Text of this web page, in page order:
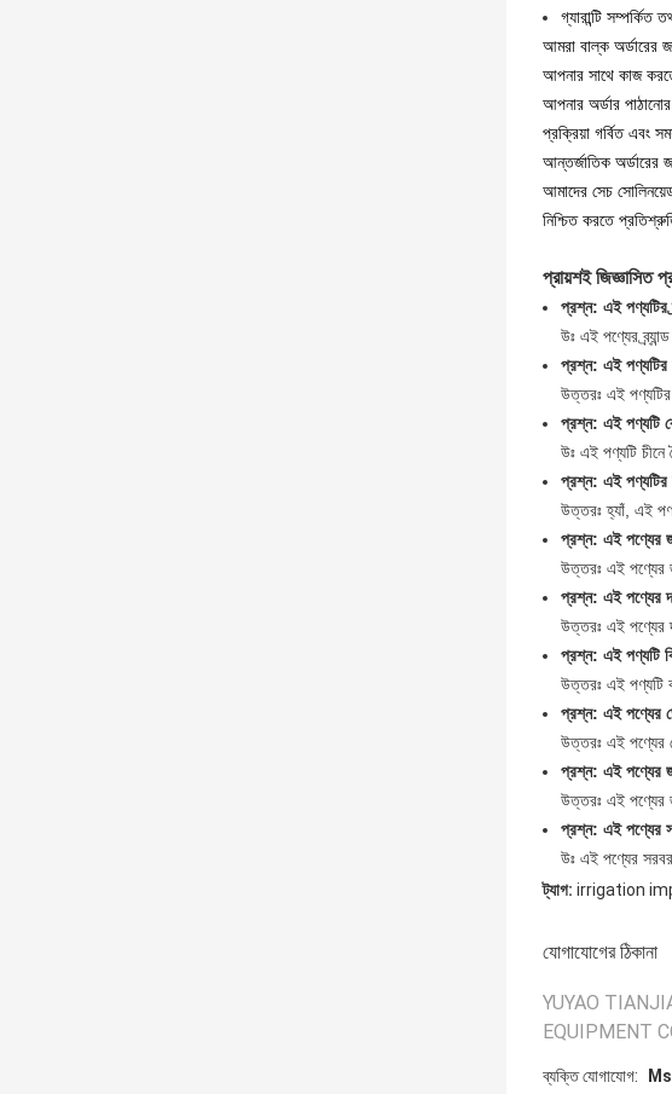
গ্যারান্টি সম্পর্কিত
আমরা বাল্ক অর্ডারের
আপনার সাথে কাজ
আপনার অর্ডার
প্রক্রিয়া গর্বিত এবং
আন্তর্জাতিক অর্ডারের
আমাদের সেচ
নিশ্চিত করতে
প্রায়শই জিজ্ঞাসিত
প্রশ্ন: এই পণ্যটির
উঃ এই পণ্যের
প্রশ্ন: এই পণ্যটির
উত্তরঃ এই
প্রশ্ন: এই পণ্যটি
উঃ এই পণ্যটি চীনে
প্রশ্ন: এই পণ্যটির
উত্তরঃ হ্যাঁ, এই
প্রশ্ন: এই পণ্যের
উত্তরঃ এই পণ্যের
প্রশ্ন: এই পণ্যের
উত্তরঃ এই পণ্যের
প্রশ্ন: এই পণ্যটি
উত্তরঃ এই পণ্যটি
প্রশ্ন: এই পণ্যের
উত্তরঃ এই পণ্যের
প্রশ্ন: এই পণ্যের
উত্তরঃ এই পণ্যের
প্রশ্ন: এই পণ্যের
উঃ এই পণ্যের
ট্যাগ: irrigation
যোগাযোগের ঠিকানা
YUYAO
EQUIPMENT
ব্যক্তি যোগাযোগ: